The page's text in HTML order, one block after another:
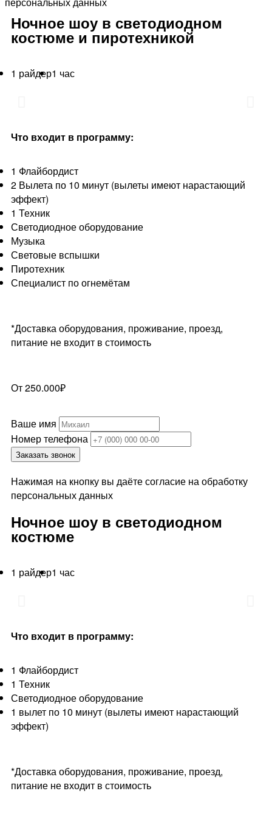
Ночное шоу в светодиодном
костюме и пиротехникой
1 райдер1 час
Что входит в программу:
1 Флайбордист
2 Вылета по 10 минут (вылеты имеют нарастающий
эффект)
1 Техник
Светодиодное оборудование
Музыка
Световые вспышки
Пиротехник
Специалист по огнемётам
*Доставка оборудования, проживание, проезд,
питание не входит в стоимость
От 250.000₽
Ваше имя
Номер телефона
Заказать звонок
Нажимая на кнопку вы даёте согласие на обработку
персональных данных
Ночное шоу в светодиодном
костюме
1 райдер1 час
Что входит в программу:
1 Флайбордист
1 Техник
Светодиодное оборудование
1 вылет по 10 минут (вылеты имеют нарастающий
эффект)
*Доставка оборудования, проживание, проезд,
питание не входит в стоимость